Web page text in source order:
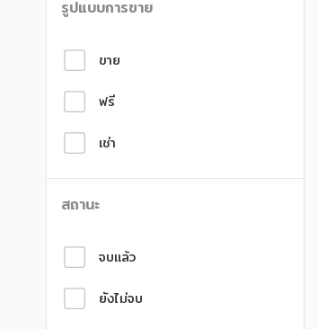
รูปแบบการขาย
ขาย
ฟรี
เช่า
สถานะ
จบแล้ว
ยังไม่จบ